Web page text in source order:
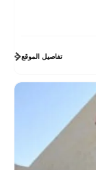
تفاصيل الموقع